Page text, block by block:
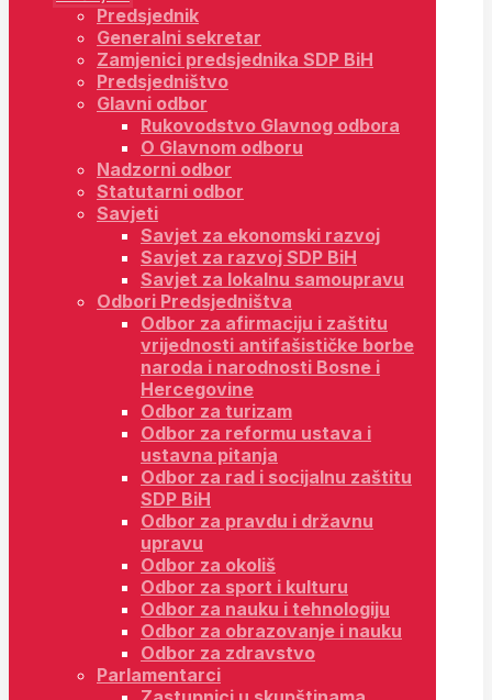
Predsjednik
Generalni sekretar
Zamjenici predsjednika SDP BiH
Predsjedništvo
Glavni odbor
Rukovodstvo Glavnog odbora
O Glavnom odboru
Nadzorni odbor
Statutarni odbor
Savjeti
Savjet za ekonomski razvoj
Savjet za razvoj SDP BiH
Savjet za lokalnu samoupravu
Odbori Predsjedništva
Odbor za afirmaciju i zaštitu
vrijednosti antifašističke borbe
naroda i narodnosti Bosne i
Hercegovine
Odbor za turizam
Odbor za reformu ustava i
ustavna pitanja
Odbor za rad i socijalnu zaštitu
SDP BiH
Odbor za pravdu i državnu
upravu
Odbor za okoliš
Odbor za sport i kulturu
Odbor za nauku i tehnologiju
Odbor za obrazovanje i nauku
Odbor za zdravstvo
Parlamentarci